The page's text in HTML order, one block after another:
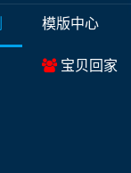
模版中心
宝贝回家